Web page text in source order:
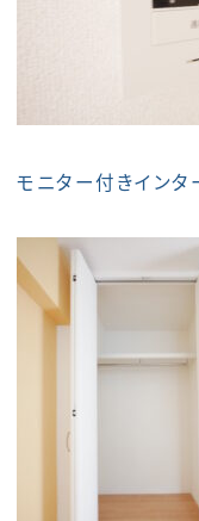
モニター付きインタ